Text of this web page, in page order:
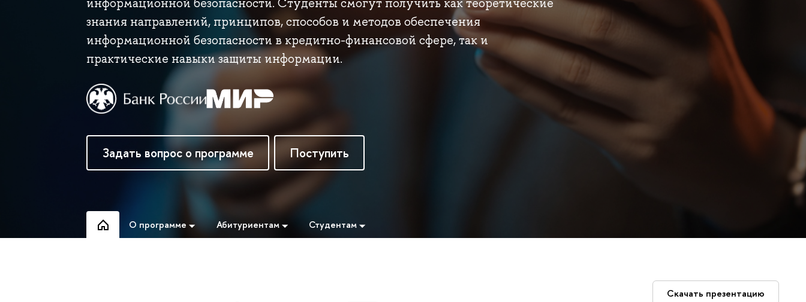
информационной безопасности. Студенты смогут получить как теоретические
знания направлений, принципов, способов и методов обеспечения
информационной безопасности в кредитно-финансовой сфере, так и
практические навыки защиты информации.
Задать вопрос о программе Поступить
О программе Абитуриентам Студентам
Скачать презентацию